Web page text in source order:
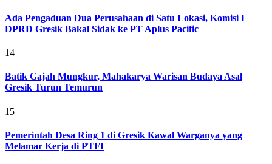
Ada Pengaduan Dua Perusahaan di Satu Lokasi, Komisi I
DPRD Gresik Bakal Sidak ke PT Aplus Pacific
14
Batik Gajah Mungkur, Mahakarya Warisan Budaya Asal
Gresik Turun Temurun
15
Pemerintah Desa Ring 1 di Gresik Kawal Warganya yang
Melamar Kerja di PTFI